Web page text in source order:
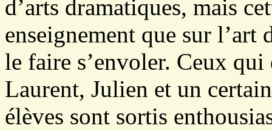
d’arts dramatiques, mais
enseignement que sur
le faire s’envoler. Ceux
Laurent, Julien et un
élèves sont sortis